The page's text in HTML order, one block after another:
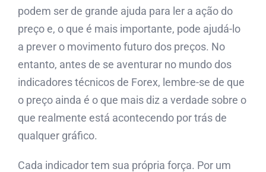
podem ser de grande ajuda para ler a ação do
preço e, o que é mais importante, pode ajudá-lo
a prever o movimento futuro dos preços. No
entanto, antes de se aventurar no mundo dos
indicadores técnicos de Forex, lembre-se de que
o preço ainda é o que mais diz a verdade sobre o
que realmente está acontecendo por trás de
qualquer gráfico.
Cada indicador tem sua própria força. Por um